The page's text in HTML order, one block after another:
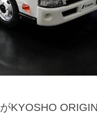
KYOSHO